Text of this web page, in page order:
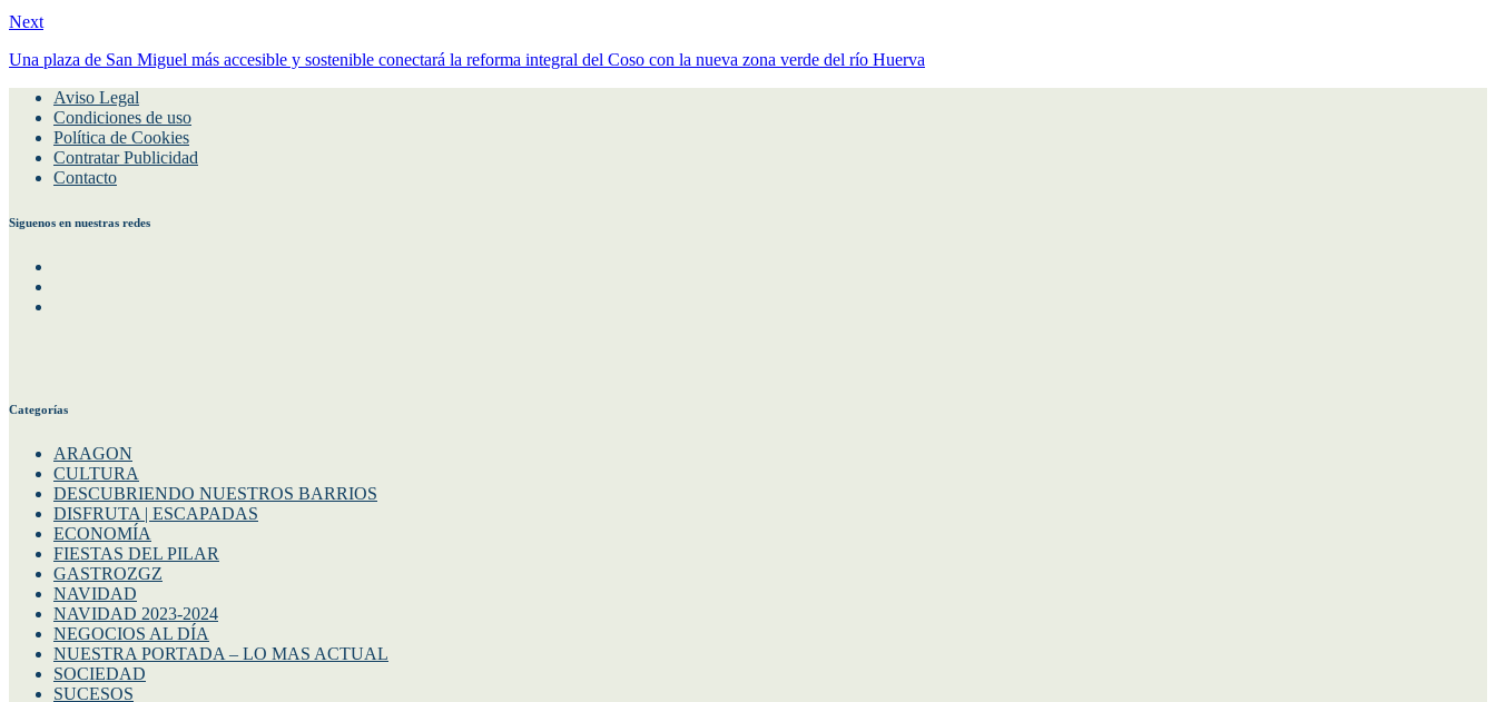
Next
Una plaza de San Miguel más accesible y sostenible conectará la reforma integral del Coso con la nueva zona verde del río Huerva
Aviso Legal
Condiciones de uso
Política de Cookies
Contratar Publicidad
Contacto
Siguenos en nuestras redes
Categorías
ARAGON
CULTURA
DESCUBRIENDO NUESTROS BARRIOS
DISFRUTA | ESCAPADAS
ECONOMÍA
FIESTAS DEL PILAR
GASTROZGZ
NAVIDAD
NAVIDAD 2023-2024
NEGOCIOS AL DÍA
NUESTRA PORTADA – LO MAS ACTUAL
SOCIEDAD
SUCESOS